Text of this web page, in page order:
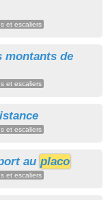
et escaliers
montants de
et escaliers
et escaliers
au placo
et escaliers